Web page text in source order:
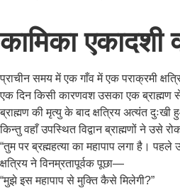
कामिका एकादशी
प्राचीन समय में एक गाँव में एक पराक्रमी
एक दिन किसी कारणवश उसका एक ब्राह्मण से
ब्राह्मण की मृत्यु के बाद क्षत्रिय अत्यंत
किन्तु वहाँ उपस्थित विद्वान ब्राह्मणों ने उसे
“तुम पर ब्रह्महत्या का महापाप लगा है। पहले
क्षत्रिय ने विनम्रतापूर्वक पूछा—
“मुझे इस महापाप से मुक्ति कैसे मिलेगी?”